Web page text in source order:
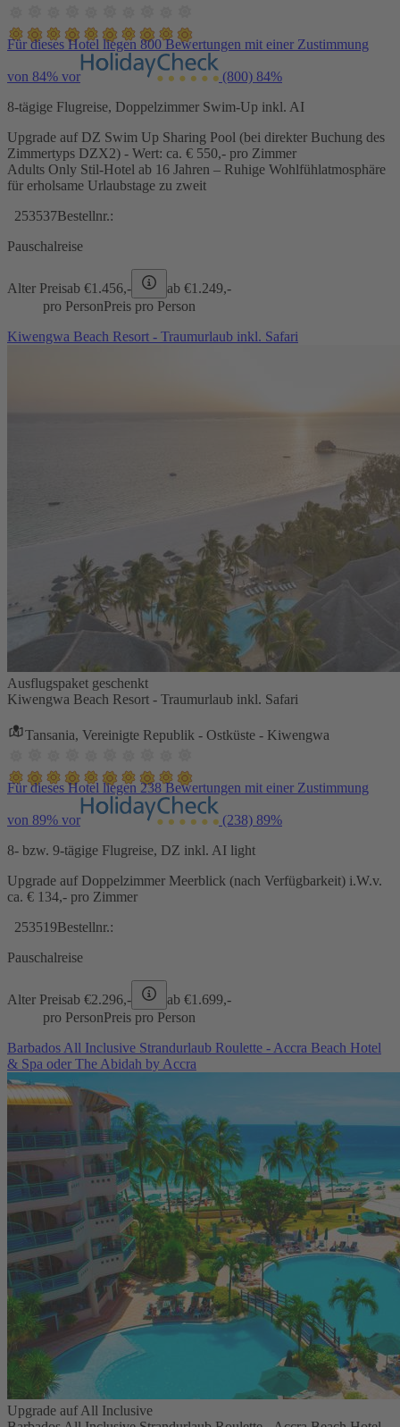
Für dieses Hotel liegen 800 Bewertungen mit einer Zustimmung
von 84% vor (800) 84%
8-tägige Flugreise, Doppelzimmer Swim-Up inkl. AI
Upgrade auf DZ Swim Up Sharing Pool (bei direkter Buchung des
Zimmertyps DZX2) - Wert: ca. € 550,- pro Zimmer
Adults Only Stil-Hotel ab 16 Jahren – Ruhige Wohlfühlatmosphäre
für erholsame Urlaubstage zu zweit
253537Bestellnr.:
Pauschalreise
Alter Preisab €1.456,- ab €1.249,-
pro PersonPreis pro Person
Kiwengwa Beach Resort - Traumurlaub inkl. Safari
Ausflugspaket geschenkt
Kiwengwa Beach Resort - Traumurlaub inkl. Safari
Tansania, Vereinigte Republik - Ostküste - Kiwengwa
Für dieses Hotel liegen 238 Bewertungen mit einer Zustimmung
von 89% vor (238) 89%
8- bzw. 9-tägige Flugreise, DZ inkl. AI light
Upgrade auf Doppelzimmer Meerblick (nach Verfügbarkeit) i.W.v.
ca. € 134,- pro Zimmer
253519Bestellnr.:
Pauschalreise
Alter Preisab €2.296,- ab €1.699,-
pro PersonPreis pro Person
Barbados All Inclusive Strandurlaub Roulette - Accra Beach Hotel
& Spa oder The Abidah by Accra
Upgrade auf All Inclusive